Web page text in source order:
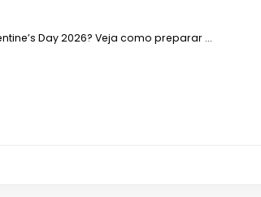
Day 2026? Veja como preparar …